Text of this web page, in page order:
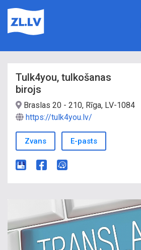
Tulk4you, tulkošanas
birojs
Braslas 20 - 210, Rīga, LV-1084
https://tulk4you.lv/
Zvans E-pasts